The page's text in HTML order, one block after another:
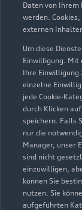
Daten von
werden.
externen
Um diese
Einwilligung. Mit
Ihre Einwilligung
einzelne
jede Cookie-
durch Klicken
speichern. Falls
nur die
Manager, unser
sind nicht
einzuwilligen,
können Sie
nutzen. Sie
aufgeführten
Wir
und